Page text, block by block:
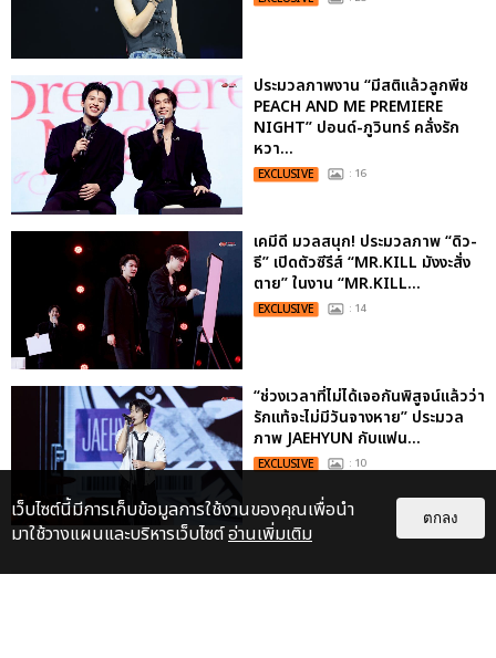
ประมวลภาพงาน “มีสติแล้วลูกพีช
PEACH AND ME PREMIERE
NIGHT” ปอนด์-ภูวินทร์ คลั่งรัก
หวา...
EXCLUSIVE : 16
เคมีดี มวลสนุก! ประมวลภาพ “ดิว-
ธี” เปิดตัวซีรีส์ “MR.KILL มังงะสั่ง
ตาย” ในงาน “MR.KILL...
EXCLUSIVE : 14
“ช่วงเวลาที่ไม่ได้เจอกันพิสูจน์แล้วว่า
รักแท้จะไม่มีวันจางหาย” ประมวล
ภาพ JAEHYUN กับแฟน...
EXCLUSIVE : 10
เว็บไซต์นี้มีการเก็บข้อมูลการใช้งานของคุณเพื่อนำ
มาใช้วางแผนและบริหารเว็บไซต์อ่านเพิ่มเติม
ตกลง